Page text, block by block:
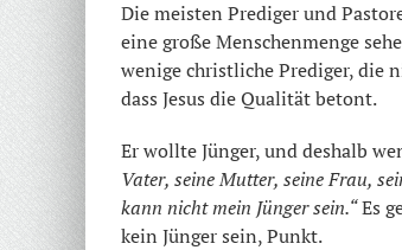
Die meisten Prediger und
eine große Menschenmenge
wenige christliche Prediger, die
dass Jesus die Qualität betont.
Er wollte Jünger, und deshalb
Vater, seine Mutter, seine Frau,
kann nicht mein Jünger sein.“Es
kein Jünger sein, Punkt.